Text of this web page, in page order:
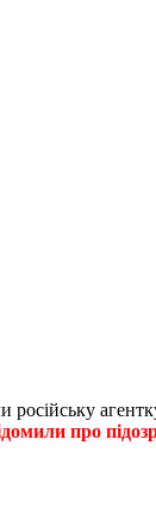
російську
про